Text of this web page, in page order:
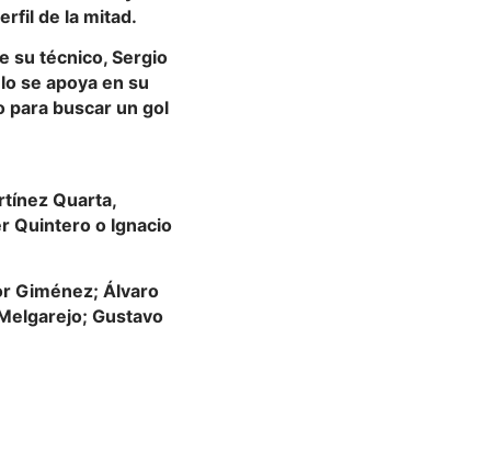
de la mitad.
su técnico, Sergio
se apoya en su
para buscar un gol
Quarta,
Quintero o Ignacio
Giménez; Álvaro
Gustavo